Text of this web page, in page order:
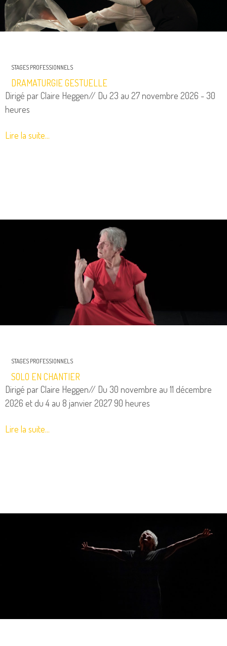
STAGES PROFESSIONNELS
DRAMATURGIE GESTUELLE
Dirigé par Claire Heggen// Du 23 au 27 novembre 2026 - 30
heures
Lire la suite...
STAGES PROFESSIONNELS
SOLO EN CHANTIER
Dirigé par Claire Heggen// Du 30 novembre au 11 décembre
2026 et du 4 au 8 janvier 2027 90 heures
Lire la suite...